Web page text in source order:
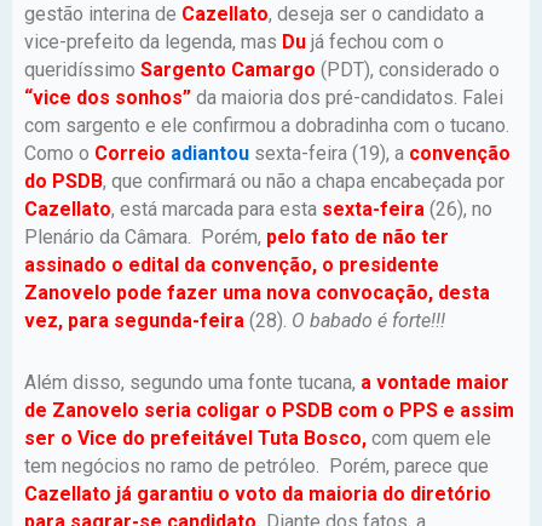
gestão interina de Cazellato, deseja ser o candidato a
vice-prefeito da legenda, mas Du já fechou com o
queridíssimo Sargento Camargo (PDT), considerado o
“vice dos sonhos” da maioria dos pré-candidatos. Falei
com sargento e ele confirmou a dobradinha com o tucano.
Como o Correio adiantou sexta-feira (19), a convenção
do PSDB, que confirmará ou não a chapa encabeçada por
Cazellato, está marcada para esta sexta-feira (26), no
Plenário da Câmara. Porém, pelo fato de não ter
assinado o edital da convenção, o presidente
Zanovelo pode fazer uma nova convocação, desta
vez, para segunda-feira (28). O babado é forte!!!
Além disso, segundo uma fonte tucana, a vontade maior
de Zanovelo seria coligar o PSDB com o PPS e assim
ser o Vice do prefeitável Tuta Bosco, com quem ele
tem negócios no ramo de petróleo. Porém, parece que
Cazellato já garantiu o voto da maioria do diretório